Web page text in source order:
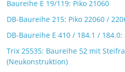
Baureihe E 19/119: Piko 21060
DB-Baureihe 215: Piko 22060 /
DB-Baureihe E 410 / 184.1 /
Trix 25535: Baureihe 52 mit
(Neukonstruktion)